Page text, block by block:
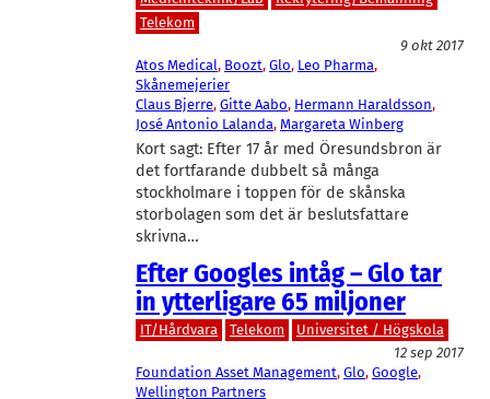
Telekom
9 okt 2017
Atos Medical, Boozt, Glo, Leo Pharma
Skånemejerier
Claus Bjerre, Gitte Aabo, Hermann Haraldsson
José Antonio Lalanda, Margareta Winberg
Kort sagt: Efter 17 år med Öresundsbron är
det fortfarande dubbelt så många
stockholmare i toppen för de skånska
storbolagen som det är beslutsfattare
skrivna…
Efter Googles intåg – Glo tar
in ytterligare 65 miljoner
IT/Hårdvara Telekom
Universitet / Högskola
12 sep 2017
Foundation Asset Management, Glo, Google
Wellington Partners